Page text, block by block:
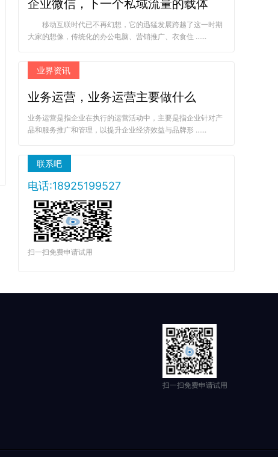
企业微信，下一个私域流量的载体
移动互联时代已不再幻想，它的迅猛发展跨越了这一时期
大家的想像，传统化的办公电脑、营销推广、衣食住 ......
业界资讯
业务运营，业务运营主要做什么
业务运营是指企业在执行的运营活动中，主要是指企业针对产
品和服务推广和管理，以提升企业经济效益与品牌形 ......
联系吧
电话:18925199527
扫一扫免费申请试用
扫一扫免费申请试用